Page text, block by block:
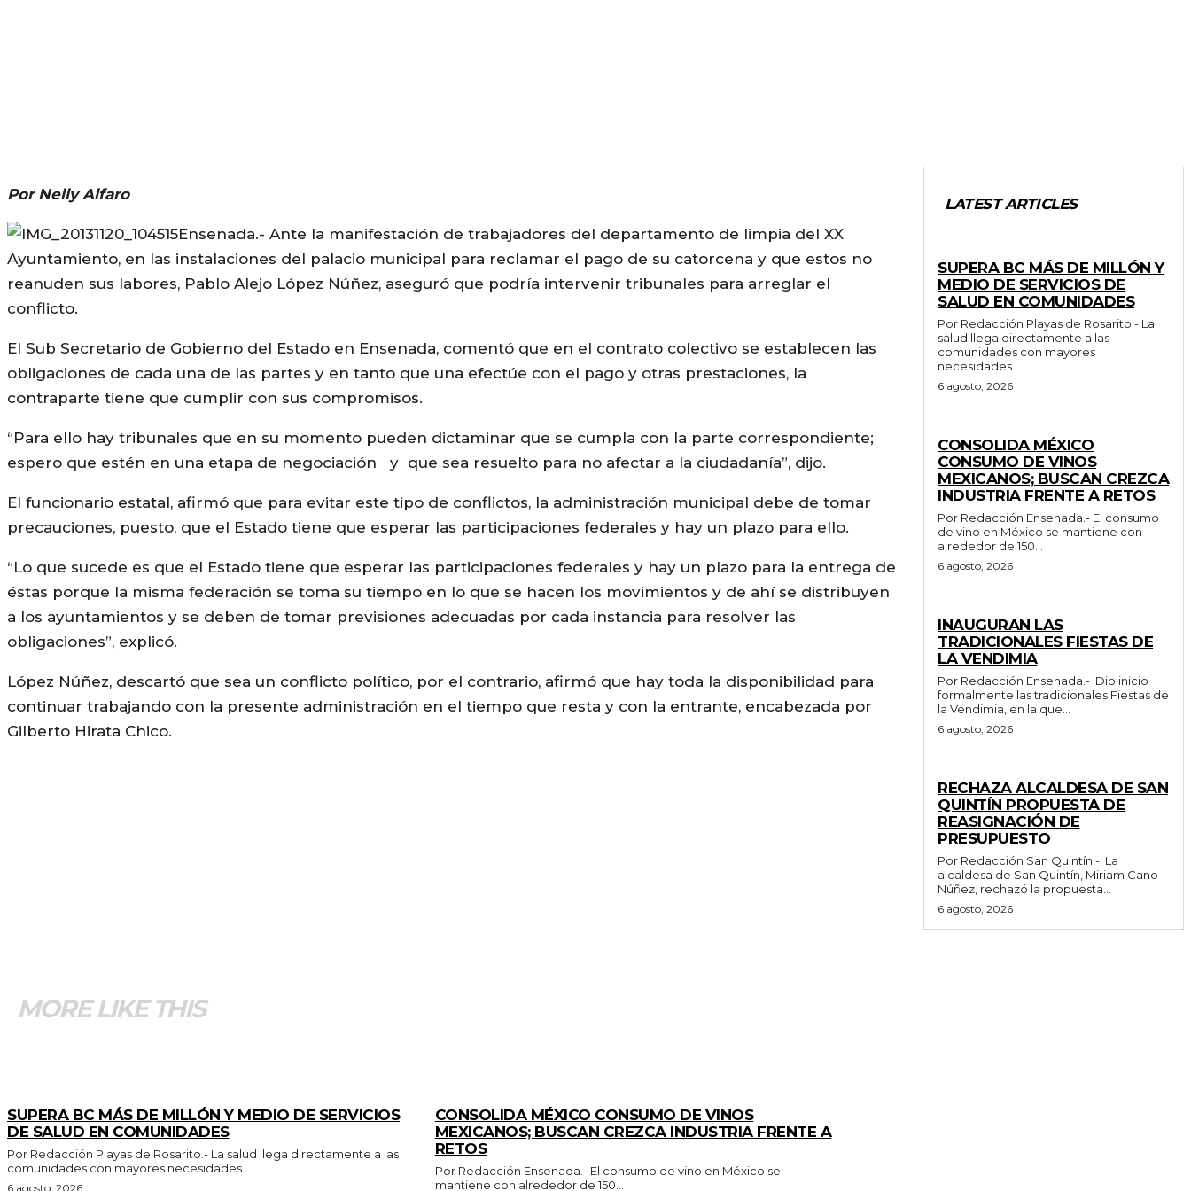
Por Nelly Alfaro
Ensenada.- Ante la manifestación de trabajadores del departamento de limpia del XX
Ayuntamiento, en las instalaciones del palacio municipal para reclamar el pago de su catorcena y que estos no
reanuden sus labores, Pablo Alejo López Núñez, aseguró que podría intervenir tribunales para arreglar el
conflicto.
El Sub Secretario de Gobierno del Estado en Ensenada, comentó que en el contrato colectivo se establecen las
obligaciones de cada una de las partes y en tanto que una efectúe con el pago y otras prestaciones, la
contraparte tiene que cumplir con sus compromisos.
“Para ello hay tribunales que en su momento pueden dictaminar que se cumpla con la parte correspondiente;
espero que estén en una etapa de negociación y que sea resuelto para no afectar a la ciudadanía”, dijo.
El funcionario estatal, afirmó que para evitar este tipo de conflictos, la administración municipal debe de tomar
precauciones, puesto, que el Estado tiene que esperar las participaciones federales y hay un plazo para ello.
“Lo que sucede es que el Estado tiene que esperar las participaciones federales y hay un plazo para la entrega de
éstas porque la misma federación se toma su tiempo en lo que se hacen los movimientos y de ahí se distribuyen
a los ayuntamientos y se deben de tomar previsiones adecuadas por cada instancia para resolver las
obligaciones”, explicó.
López Núñez, descartó que sea un conflicto político, por el contrario, afirmó que hay toda la disponibilidad para
continuar trabajando con la presente administración en el tiempo que resta y con la entrante, encabezada por
Gilberto Hirata Chico.
LATEST ARTICLES
SUPERA BC MÁS DE MILLÓN Y
MEDIO DE SERVICIOS DE
SALUD EN COMUNIDADES
Por Redacción Playas de Rosarito.- La
salud llega directamente a las
comunidades con mayores
necesidades...
6 agosto, 2026
CONSOLIDA MÉXICO
CONSUMO DE VINOS
MEXICANOS; BUSCAN CREZCA
INDUSTRIA FRENTE A RETOS
Por Redacción Ensenada.- El consumo
de vino en México se mantiene con
alrededor de 150...
6 agosto, 2026
INAUGURAN LAS
TRADICIONALES FIESTAS DE
LA VENDIMIA
Por Redacción Ensenada.- Dio inicio
formalmente las tradicionales Fiestas de
la Vendimia, en la que...
6 agosto, 2026
RECHAZA ALCALDESA DE SAN
QUINTÍN PROPUESTA DE
REASIGNACIÓN DE
PRESUPUESTO
Por Redacción San Quintín.- La
alcaldesa de San Quintín, Miriam Cano
Núñez, rechazó la propuesta...
6 agosto, 2026
MORE LIKE THIS
SUPERA BC MÁS DE MILLÓN Y MEDIO DE SERVICIOS
DE SALUD EN COMUNIDADES
Por Redacción Playas de Rosarito.- La salud llega directamente a las
comunidades con mayores necesidades...
6 agosto, 2026
CONSOLIDA MÉXICO CONSUMO DE VINOS
MEXICANOS; BUSCAN CREZCA INDUSTRIA FRENTE A
RETOS
Por Redacción Ensenada.- El consumo de vino en México se
mantiene con alrededor de 150...